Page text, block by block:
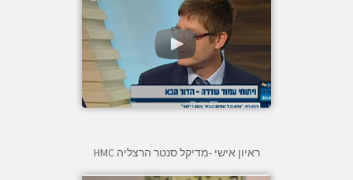
ראיון אישי -מדיקל סנטר הרצליה HMC